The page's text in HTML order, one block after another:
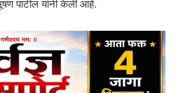
पाटील यांनी केली आहे.